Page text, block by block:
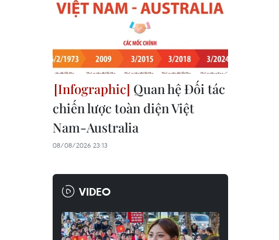
Quan hệ Đối tác
chiến lược toàn diện Việt
Nam-Australia
08/08/2026 23:13
VIDEO